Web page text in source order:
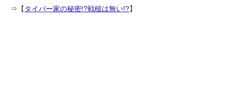
⇒【 タイバー家の秘密!?戦槌は無い!?】